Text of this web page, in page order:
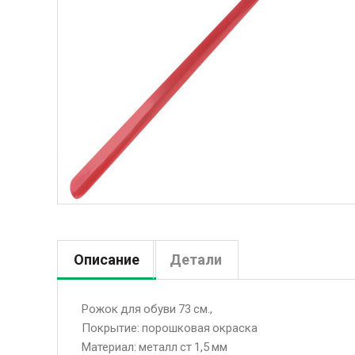
Описание Детали
Рожок для обуви 73 см.,
Покрытие: порошковая окраска
Материал: металл ст 1,5 мм